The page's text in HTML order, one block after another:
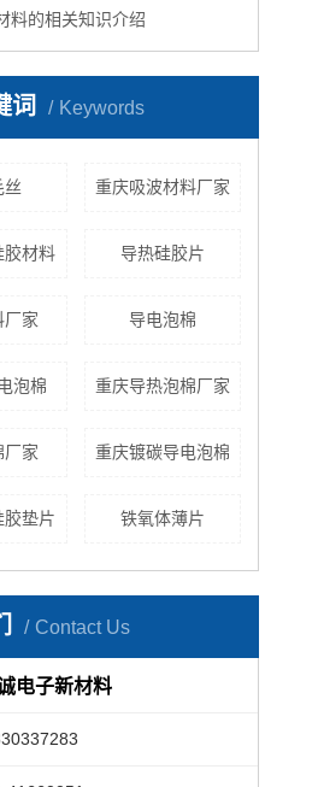
料的相关知识介绍
词 Keywords
丝 重庆吸波材料厂家
胶材料 导热硅胶片
厂家 导电泡棉
泡棉 重庆导热泡棉厂家
厂家 重庆镀碳导电泡棉
胶垫片 铁氧体薄片
Contact Us
电子新材料